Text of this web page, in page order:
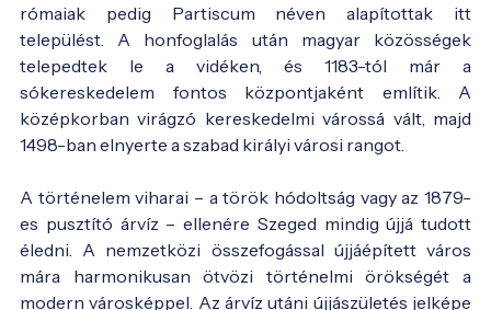
rómaiak pedig Partiscum néven alapítottak itt
települést. A honfoglalás után magyar közösségek
telepedtek le a vidéken, és 1183-tól már a
sókereskedelem fontos központjaként említik. A
középkorban virágzó kereskedelmi várossá vált, majd
1498-ban elnyerte a szabad királyi városi rangot.
A történelem viharai – a török hódoltság vagy az 1879-
es pusztító árvíz – ellenére Szeged mindig újjá tudott
éledni. A nemzetközi összefogással újjáépített város
mára harmonikusan ötvözi történelmi örökségét a
modern városképpel. Az árvíz utáni újjászületés jelképe